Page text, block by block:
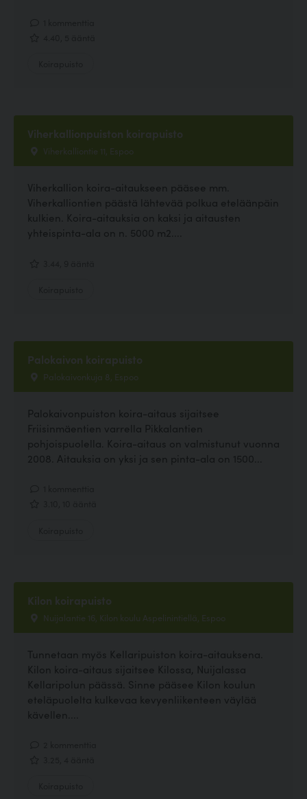
Viherkallionpuiston koirapuisto
Viherkalliontie 11, Espoo
Viherkallion koira-aitaukseen pääsee mm.
Viherkalliontien päästä lähtevää polkua eteläänpäin
kulkien. Koira-aitauksia on kaksi ja aitausten
yhteispinta-ala on n. 5000 m2....
Palokaivon koirapuisto
Palokaivonkuja 8, Espoo
Palokaivonpuiston koira-aitaus sijaitsee
Friisinmäentien varrella Pikkalantien
pohjoispuolella. Koira-aitaus on valmistunut vuonna
2008. Aitauksia on yksi ja sen pinta-ala on 1500...
Kilon koirapuisto
Nuijalantie 16, Kilon koulu Aspelinintiellä, Espoo
Tunnetaan myös Kellaripuiston koira-aitauksena.
Kilon koira-aitaus sijaitsee Kilossa, Nuijalassa
Kellaripolun päässä. Sinne pääsee Kilon koulun
eteläpuolelta kulkevaa kevyenliikenteen väylää
kävellen....